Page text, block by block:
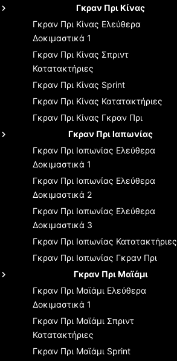
Γκραν Πρι Κίνας
Γκραν Πρι Κίνας Ελεύθερα
Δοκιμαστικά 1
Γκραν Πρι Κίνας Σπριντ
Κατατακτήριες
Γκραν Πρι Κίνας Sprint
Γκραν Πρι Κίνας Κατατακτήριες
Γκραν Πρι Κίνας Γκραν Πρι
Γκραν Πρι Ιαπωνίας
Γκραν Πρι Ιαπωνίας Ελεύθερα
Δοκιμαστικά 1
Γκραν Πρι Ιαπωνίας Ελεύθερα
Δοκιμαστικά 2
Γκραν Πρι Ιαπωνίας Ελεύθερα
Δοκιμαστικά 3
Γκραν Πρι Ιαπωνίας Κατατακτήριες
Γκραν Πρι Ιαπωνίας Γκραν Πρι
Γκραν Πρι Μαϊάμι
Γκραν Πρι Μαϊάμι Ελεύθερα
Δοκιμαστικά 1
Γκραν Πρι Μαϊάμι Σπριντ
Κατατακτήριες
Γκραν Πρι Μαϊάμι Sprint